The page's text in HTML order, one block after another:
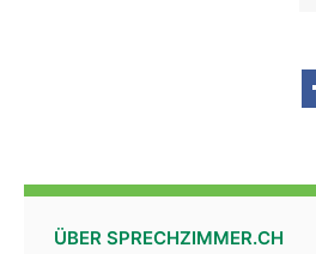
ÜBER SPRECHZIMMER.CH